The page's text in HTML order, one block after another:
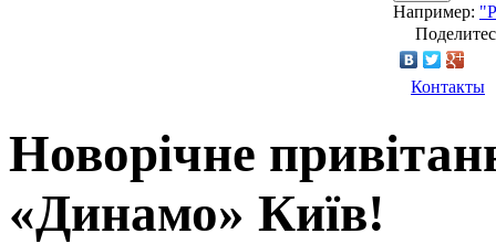
Например:
Контакты
Новорічне
«Динамо» Київ!